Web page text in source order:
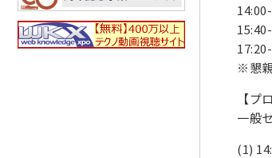
※懇
【プ
一般
(1)